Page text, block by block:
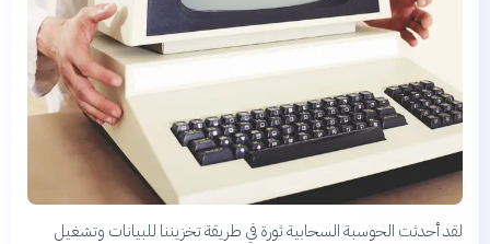
لقد أحدثت الحوسبة السحابية ثورة في طريقة تخزيننا للبيانات وتشغيل